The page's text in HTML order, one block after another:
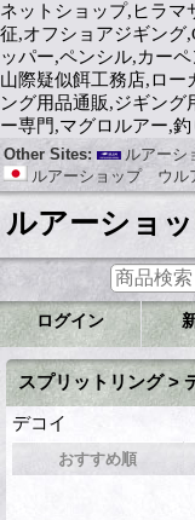
ネットショップ,ヒラマ
征,オフショアジギング
ッパー,ペンシル,カー
山際疑似餌工務店,ロー
ング用品通販,ジギング
ー専門,マグロルアー,
Other Sites:
ルアー
ルアーショップ ウル
ルアーショ
ログイン
スプリットリング >
デコイ
おすすめ順